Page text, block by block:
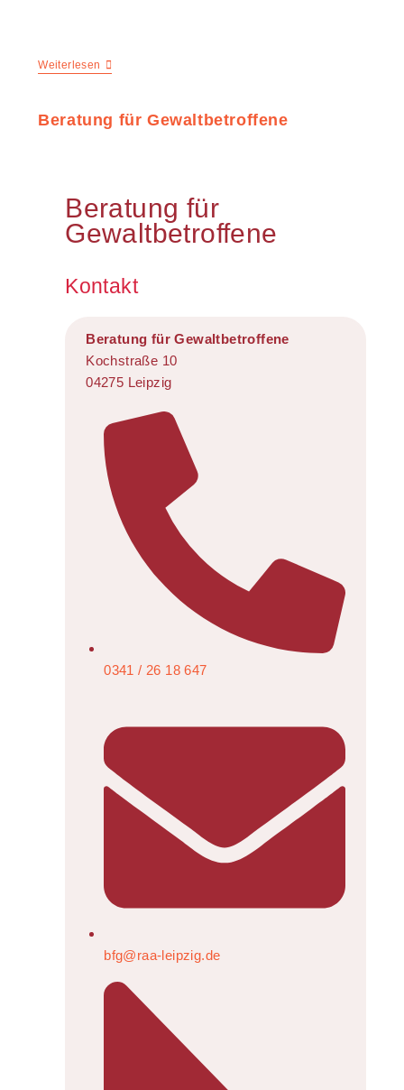
Weiterlesen
Beratung für Gewaltbetroffene
Beratung für
Gewaltbetroffene
Kontakt
Beratung für Gewaltbetroffene
Kochstraße 10
04275 Leipzig
0341 / 26 18 647
bfg@raa-leipzig.de